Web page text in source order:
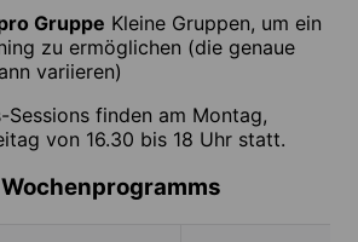
Gruppe Kleine Gruppen, um ein
zu ermöglichen (die genaue
variieren)
Sessions finden am Montag,
von 16.30 bis 18 Uhr statt.